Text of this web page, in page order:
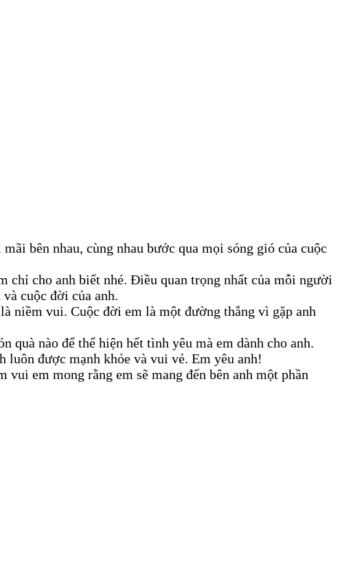
bên nhau, cùng nhau bước qua mọi sóng gió của cuộc
chỉ cho anh biết nhé. Điều quan trọng nhất của mỗi người
cuộc đời của anh.
niềm vui. Cuộc đời em là một đường thẳng vì gặp anh
quà nào để thể hiện hết tình yêu mà em dành cho anh.
luôn được mạnh khỏe và vui vẻ. Em yêu anh!
em mong rằng em sẽ mang đến bên anh một phần